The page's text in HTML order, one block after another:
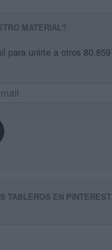
MATERIAL?
para unirte a otros 80.859
TABLEROS EN PINTEREST